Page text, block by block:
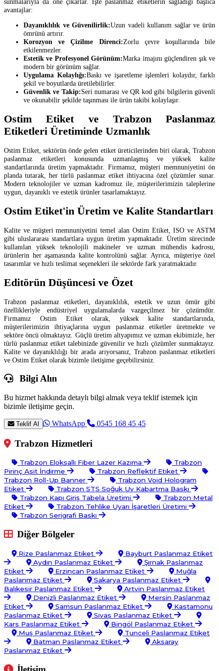
avantajlar:
Dayanıklılık ve Güvenilirlik:Uzun vadeli kullanım sağlar ve ürün
ömrünü artırır.
Korozyon ve Çizilme Direnci:Zorlu çevre koşullarında bile
etkilenmezler.
Estetik ve Profesyonel Görünüm:Marka imajını güçlendiren şık ve
modern bir görünüm sağlar.
Uygulama Kolaylığı:Baskı ve işaretleme işlemleri kolaydır, farklı
şekil ve boyutlarda üretilebilirler.
Güvenlik ve Takip:Seri numarası ve QR kod gibi bilgilerin güvenli
ve okunabilir şekilde taşınması ile ürün takibi kolaylaşır.
Ostim Etiket ve Trabzon Paslanmaz
Etiketleri Üretiminde Uzmanlık
Ostim Etiket, sektörün önde gelen etiket üreticilerinden biri olarak, Trabzon
paslanmaz etiketleri konusunda uzmanlaşmış ve yüksek kalite
standartlarında üretim yapmaktadır. Firmamız, müşteri memnuniyetini ön
planda tutarak, her türlü paslanmaz etiket ihtiyacına özel çözümler sunar.
Modern teknolojiler ve uzman kadromuz ile, müşterilerimizin taleplerine
uygun, dayanıklı ve estetik ürünler tasarlamaktayız.
Ostim Etiket'in Üretim ve Kalite Standartları
Kalite ve müşteri memnuniyetini temel alan Ostim Etiket, ISO ve ASTM
gibi uluslararası standartlara uygun üretim yapmaktadır. Üretim sürecinde
kullanılan yüksek teknolojili makineler ve uzman mühendis kadrosu,
ürünlerin her aşamasında kalite kontrolünü sağlar. Ayrıca, müşteriye özel
tasarımlar ve hızlı teslimat seçenekleri ile sektörde fark yaratmaktadır.
Editörün Düşüncesi ve Özet
Trabzon paslanmaz etiketleri, dayanıklılık, estetik ve uzun ömür gibi
özellikleriyle endüstriyel uygulamalarda vazgeçilmez bir çözümdür.
Firmamız Ostim Etiket olarak, yüksek kalite standartlarında,
müşterilerimizin ihtiyaçlarına uygun paslanmaz etiketler üretmekte ve
sektöre öncü olmaktayız. Güçlü üretim altyapımız ve uzman ekibimizle, her
türlü paslanmaz etiket talebinizde güvenilir ve hızlı çözümler sunmaktayız.
Kalite ve dayanıklılığı bir arada arıyorsanız, Trabzon paslanmaz etiketleri
ve Ostim Etiket olarak bizimle iletişime geçebilirsiniz.
Bilgi Alın
Bu hizmet hakkında detaylı bilgi almak veya teklif istemek için
bizimle iletişime geçin.
Teklif Al WhatsApp 0545 168 45 45
Trabzon Hizmetleri
Trabzon Eloksallı Fiber Lazer Kazıma
Trabzon
Pirinç Asit İndirme
Trabzon Reflektif Etiket
Trabzon Roll-Up Banner
Trabzon Void Hologram
Etiket
Trabzon STS Soğuk Uv Kabartma Baskı
Trabzon Kapı Giriş Tabela Üretimi
Trabzon Metal
Etiket
Trabzon Tehlike Uyarı İşaretleri Üretimi
Trabzon Serigrafi Baskı
Diğer Bölgeler
Rize Paslanmaz Etiket
Bayburt Paslanmaz Etiket
Aydın Paslanmaz Etiket
Şırnak Paslanmaz
Etiket
Erzincan Paslanmaz Etiket
Muğla
Paslanmaz Etiket
Sakarya Paslanmaz Etiket
Balıkesir Paslanmaz Etiket
Artvin Paslanmaz Etiket
Denizli Paslanmaz Etiket
Mersin Paslanmaz
Etiket
Samsun Paslanmaz Etiket
Kastamonu
Paslanmaz Etiket
Sivas Paslanmaz Etiket
Kars Paslanmaz Etiket
Bingöl Paslanmaz Etiket
Muş Paslanmaz Etiket
Tunceli Paslanmaz Etiket
Batman Paslanmaz Etiket
Aksaray
Paslanmaz Etiket